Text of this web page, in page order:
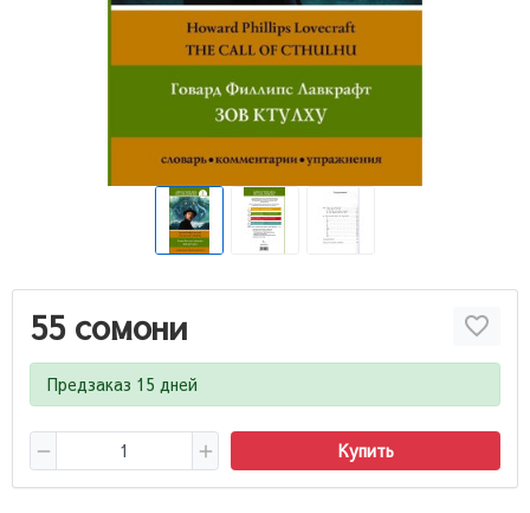
55 сомони
Предзаказ 15 дней
Купить